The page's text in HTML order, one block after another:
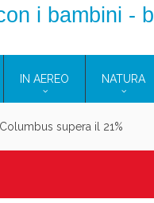
i bambini -
IN AEREO NATURA
conquistato la mia valigia (e